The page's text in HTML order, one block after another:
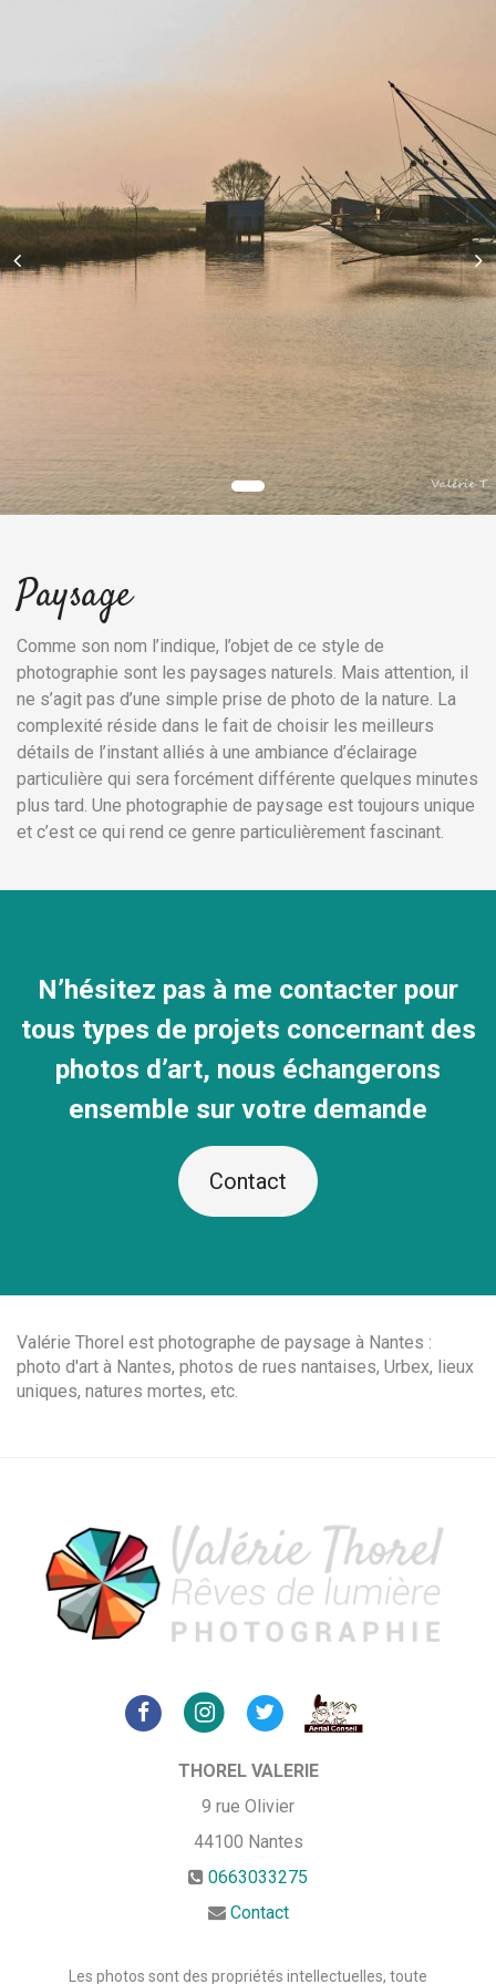
Paysage
Comme son nom l’indique, l’objet de ce style de
photographie sont les paysages naturels. Mais attention, il
ne s’agit pas d’une simple prise de photo de la nature. La
complexité réside dans le fait de choisir les meilleurs
détails de l’instant alliés à une ambiance d’éclairage
particulière qui sera forcément différente quelques minutes
plus tard. Une photographie de paysage est toujours unique
et c’est ce qui rend ce genre particulièrement fascinant.
N’hésitez pas à me contacter pour
tous types de projets concernant des
photos d’art, nous échangerons
ensemble sur votre demande
Contact
Valérie Thorel est photographe de paysage à Nantes :
photo d'art à Nantes, photos de rues nantaises, Urbex, lieux
uniques, natures mortes, etc.
THOREL VALERIE
9 rue Olivier
44100 Nantes
0663033275
Contact
Les photos sont des propriétés intellectuelles, toute